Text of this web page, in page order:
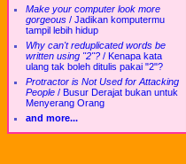
Make your computer look more
gorgeous / Jadikan komputermu
tampil lebih hidup
Why can't reduplicated words be
written using "2"? / Kenapa kata
ulang tak boleh ditulis pakai "2"?
Protractor is Not Used for Attacking
People / Busur Derajat bukan untuk
Menyerang Orang
and more...